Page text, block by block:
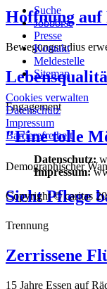
Hoffnung auf
Bewegungsradius
Engagement
"Eine tolle
Demographischer
Sieht Pflege
Trennung
Zerrissene
15 Jahre Essen auf
Suche
Jobbörse
Presse
Kontakt
Meldestelle
Sitemap
Cookies verwalten
Datenschutz
Impressum
Barrierefreiheit
Datenschutz:
Impressum:
Copyright © caritas